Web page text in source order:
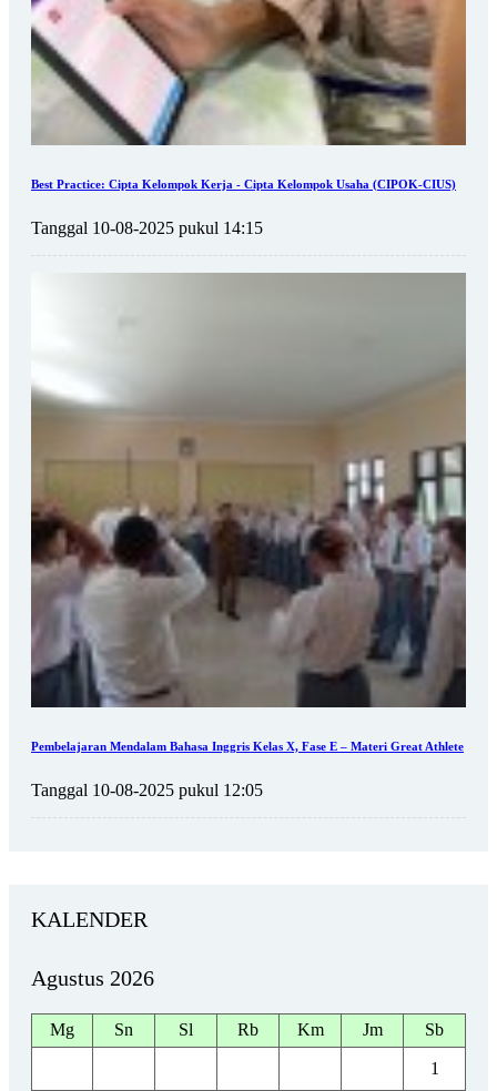
Best Practice: Cipta Kelompok Kerja - Cipta Kelompok Usaha (CIPOK-CIUS)
Tanggal 10-08-2025 pukul 14:15
Pembelajaran Mendalam Bahasa Inggris Kelas X, Fase E – Materi Great Athlete
Tanggal 10-08-2025 pukul 12:05
KALENDER
Agustus 2026
Mg Sn Sl Rb Km Jm Sb
1